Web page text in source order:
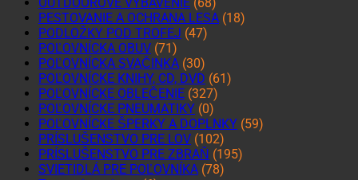
PESTOVANIE A OCHRANA LESA (18)
PODLOŽKY POD TROFEJ (47)
POĽOVNÍCKA OBUV (71)
POĽOVNÍCKA SVAČINKA (30)
POĽOVNÍCKE KNIHY, CD, DVD (61)
POĽOVNÍCKE OBLEČENIE (327)
POĽOVNÍCKE PNEUMATIKY (0)
POĽOVNÍCKE ŠPERKY A DOPLNKY (59)
PRÍSLUŠENSTVO PRE LOV (102)
PRÍSLUŠENSTVO PRE ZBRAŇ (195)
SVIETIDLÁ PRE POĽOVNÍKA (78)